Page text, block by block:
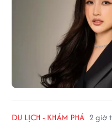
DU LỊCH - KHÁM PHÁ 2 giờ